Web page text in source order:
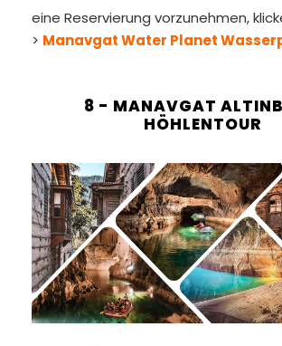
eine Reservierung vorzunehmen,
> Manavgat Water Planet
8 - MANAVGAT
HÖHLENTOUR